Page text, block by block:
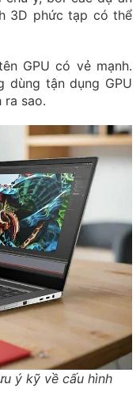
3D phức tạp có thể
GPU có vẻ mạnh.
dùng tận dụng GPU
ra sao.
ý kỹ về cấu hình